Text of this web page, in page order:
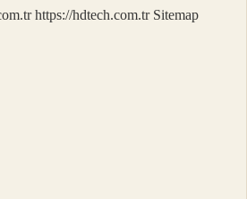
https://hdtech.com.tr Sitemap